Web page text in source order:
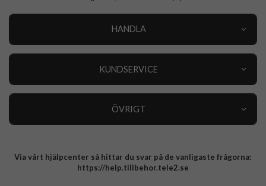
HANDLA
KUNDSERVICE
ÖVRIGT
Integritetspolicy
Via vårt hjälpcenter så hittar du svar på de vanligaste frågorna:
https://help.tillbehor.tele2.se